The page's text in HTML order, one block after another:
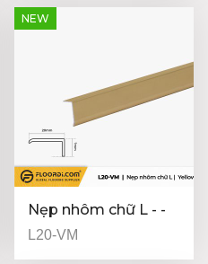
NEW
Nẹp nhôm chữ L - -
Yellow
L20-VM